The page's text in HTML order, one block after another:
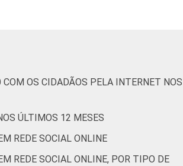
OS CIDADÃOS PELA INTERNET NOS
ÚLTIMOS 12 MESES
REDE SOCIAL ONLINE
REDE SOCIAL ONLINE, POR TIPO DE